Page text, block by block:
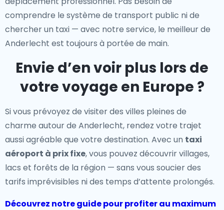
comprendre le système de transport public ni de
chercher un taxi — avec notre service, le meilleur de
Anderlecht est toujours à portée de main.
Envie d’en voir plus lors de
votre voyage en Europe ?
Si vous prévoyez de visiter des villes pleines de
charme autour de Anderlecht, rendez votre trajet
aussi agréable que votre destination. Avec un taxi
aéroport à prix fixe, vous pouvez découvrir villages,
lacs et forêts de la région — sans vous soucier des
tarifs imprévisibles ni des temps d’attente prolongés.
Découvrez notre guide pour profiter au maximum